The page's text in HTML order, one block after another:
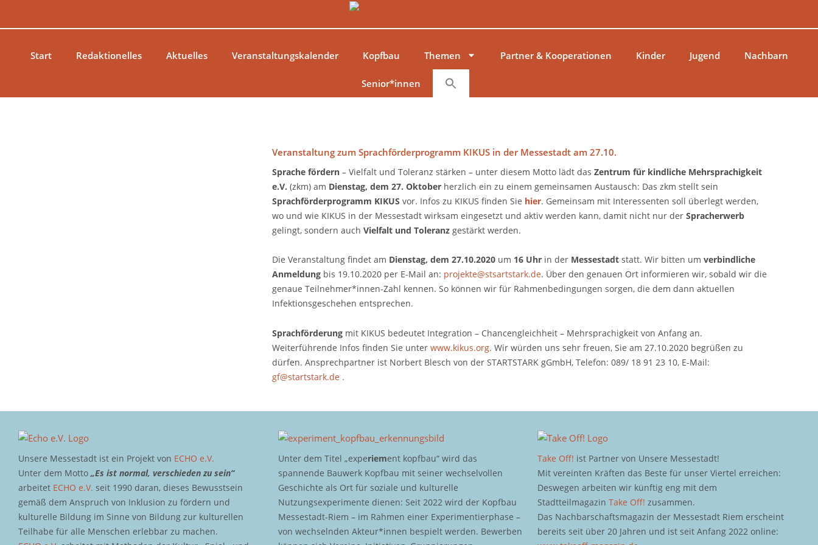
Start
Redaktionelles Aktuelles Veranstaltungskalender Kopfbau Themen Partner & Kooperationen Kinder Jugend Nachbarn
Senior*innen
Veranstaltung zum Sprachförderprogramm KIKUS in der Messestadt am 27.10.
Sprache fördern– Vielfalt und Toleranz stärken – unter diesem Motto lädt das Zentrum für kindliche Mehrsprachigkeit
e.V. (zkm) am Dienstag, dem 27. Oktoberherzlich ein zu einem gemeinsamen Austausch: Das zkm stellt sein
Sprachförderprogramm KIKUS vor. Infos zu KIKUS finden Sie hier. Gemeinsam mit Interessenten soll überlegt werden,
wo und wie KIKUS in der Messestadt wirksam eingesetzt und aktiv werden kann, damit nicht nur der Spracherwerb
gelingt, sondern auch Vielfalt und Toleranzgestärkt werden.
Die Veranstaltung findet am Dienstag, dem 27.10.2020um 16 Uhrin der Messestadtstatt. Wir bitten um verbindliche
Anmeldungbis 19.10.2020 per E-Mail an: projekte@stsartstark.de. Über den genauen Ort informieren wir, sobald wir die
genaue Teilnehmer*innen-Zahl kennen. So können wir für Rahmenbedingungen sorgen, die dem dann aktuellen
Infektionsgeschehen entsprechen.
Sprachförderungmit KIKUS bedeutet Integration – Chancengleichheit – Mehrsprachigkeit von Anfang an.
Weiterführende Infos finden Sie unter www.kikus.org. Wir würden uns sehr freuen, Sie am 27.10.2020 begrüßen zu
dürfen. Ansprechpartner ist Norbert Blesch von der STARTSTARK gGmbH, Telefon: 089/ 18 91 23 10, E-Mail:
gf@startstark.de .
Unsere Messestadt ist ein Projekt von ECHO e.V.
Unter dem Motto „Es ist normal, verschieden zu sein“
arbeitet ECHO e.V. seit 1990 daran, dieses Bewusstsein
gemäß dem Anspruch von Inklusion zu fördern und
kulturelle Bildung im Sinne von Bildung zur kulturellen
Teilhabe für alle Menschen erlebbar zu machen.
Unter dem Titel „experiement kopfbau“ wird das
spannende Bauwerk Kopfbau mit seiner wechselvollen
Geschichte als Ort für soziale und kulturelle
Nutzungsexperimente dienen: Seit 2022 wird der Kopfbau
Messestadt-Riem – im Rahmen einer Experimentierphase –
von wechselnden Akteur*innen bespielt werden. Bewerben
Take Off! ist Partner von Unsere Messestadt!
Mit vereinten Kräften das Beste für unser Viertel erreichen:
Deswegen arbeiten wir künftig eng mit dem
StadtteilmagazinTake Off! zusammen.
Das Nachbarschaftsmagazin der Messestadt Riem erscheint
bereits seit über 20 Jahren und ist seit Anfang 2022 online: